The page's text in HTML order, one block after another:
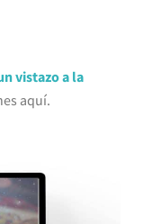
vistazo a la
aquí.